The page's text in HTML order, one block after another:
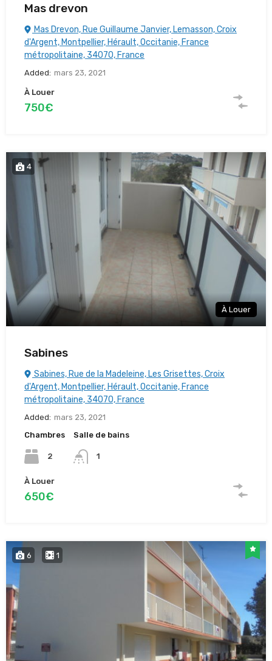
Mas drevon
Mas Drevon, Rue Guillaume Janvier, Lemasson, Croix
d'Argent, Montpellier, Hérault, Occitanie, France
métropolitaine, 34070, France
Added: mars 23, 2021
À Louer
750€
4
À Louer
Sabines
Sabines, Rue de la Madeleine, Les Grisettes, Croix
d'Argent, Montpellier, Hérault, Occitanie, France
métropolitaine, 34070, France
Added: mars 23, 2021
Chambres
2
Salle de bains
1
À Louer
650€
6 1